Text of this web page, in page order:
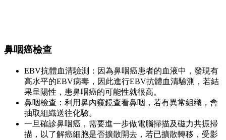
鼻咽癌檢查
EBV抗體血清驗測：因為鼻咽癌患者的血液中，發現有
高水平的EBV病毒，因此進行EBV抗體血清驗測，若結
果呈陽性，患鼻咽癌的可能性就很高。
鼻咽檢查：利用鼻內窺鏡查看鼻咽，若有異常組織，會
抽取組織送往化驗。
一旦確診鼻咽癌，需要進一步做電腦掃描及磁力共振掃
描，以了解癌細胞是否擴散開去，若已擴散轉移，受影